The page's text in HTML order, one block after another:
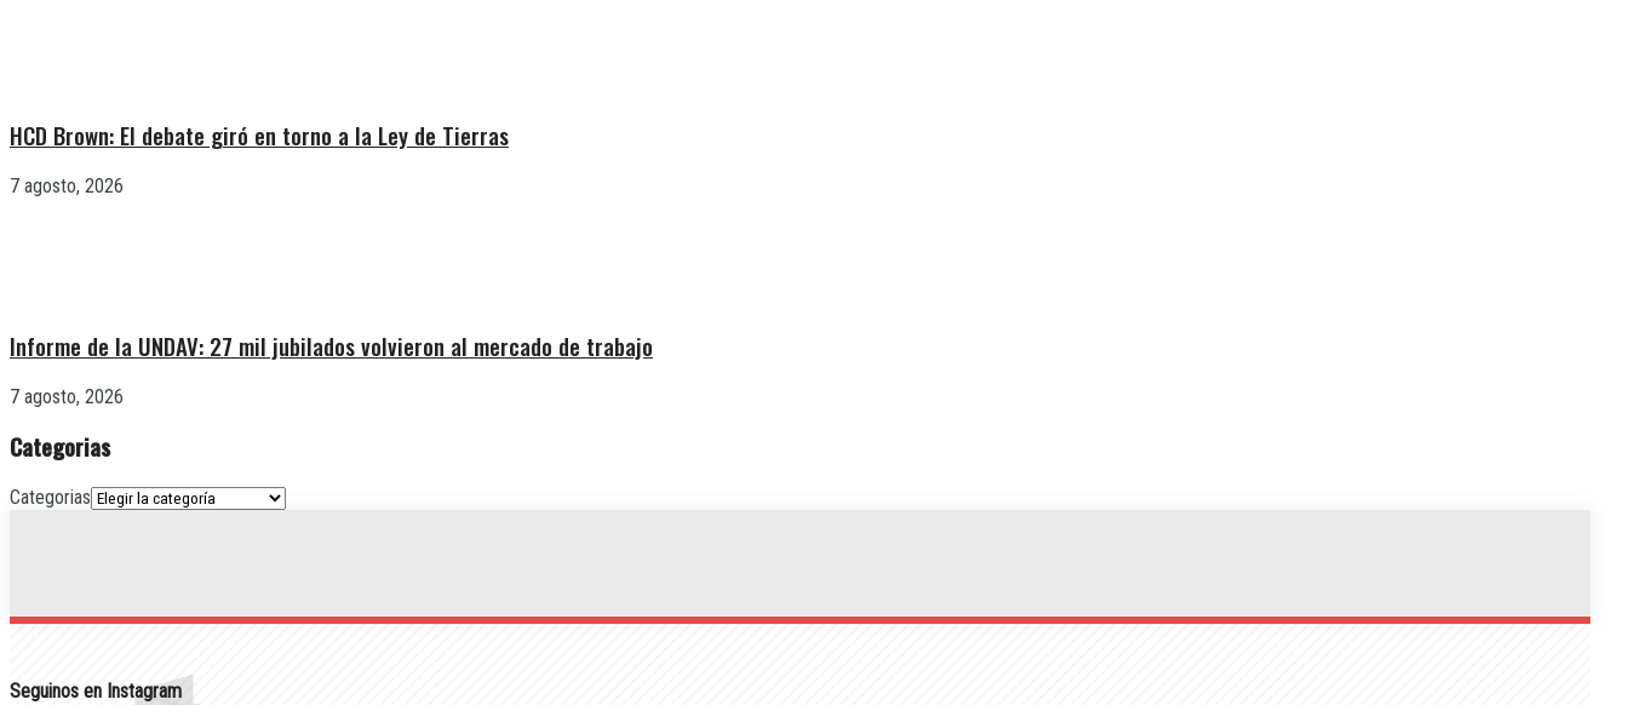
HCD Brown: El debate giró en torno a la Ley de Tierras
7 agosto, 2026
Informe de la UNDAV: 27 mil jubilados volvieron al mercado de trabajo
7 agosto, 2026
Categorias
Categorias
Seguinos en Instagram